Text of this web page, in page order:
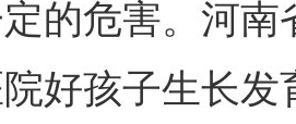
的危害。河
好孩子生长发